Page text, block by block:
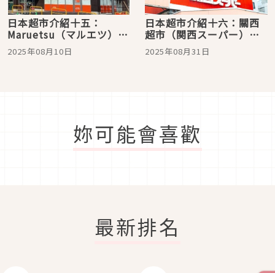
日本超市介紹十五：
Maruetsu（マルエツ）！
一週兩天 「98日幣特賣」
根本省荷包救星
2025年08月10日
日本超市介紹十六：關西
超市（関西スーパー）！
一年只出產一次的自製果
醬絕對必買
2025年08月31日
妳可能會喜歡
最新排名